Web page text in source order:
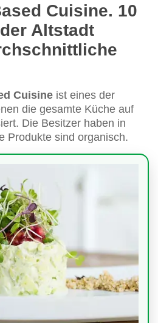
Cuisine. 10
Altstadt
Cuisine ist eines der
die gesamte Küche auf
Die Besitzer haben in
Produkte sind organisch.